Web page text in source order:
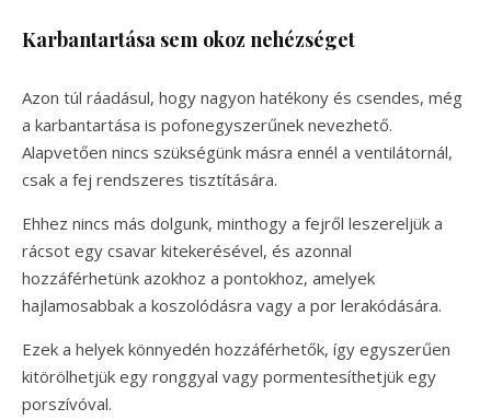
Karbantartása sem okoz nehézséget
Azon túl ráadásul, hogy nagyon hatékony és csendes, még
a karbantartása is pofonegyszerűnek nevezhető.
Alapvetően nincs szükségünk másra ennél a ventilátornál,
csak a fej rendszeres tisztítására.
Ehhez nincs más dolgunk, minthogy a fejről leszereljük a
rácsot egy csavar kitekerésével, és azonnal
hozzáférhetünk azokhoz a pontokhoz, amelyek
hajlamosabbak a koszolódásra vagy a por lerakódására.
Ezek a helyek könnyedén hozzáférhetők, így egyszerűen
kitörölhetjük egy ronggyal vagy pormentesíthetjük egy
porszívóval.